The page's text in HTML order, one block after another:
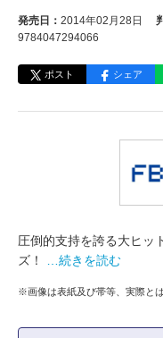
発売日： 2014年02月28日
9784047294066
ポスト シェア
圧倒的支持を誇る大ヒッ
ズ！
…続きを読む
※画像は表紙及び帯等、実際と